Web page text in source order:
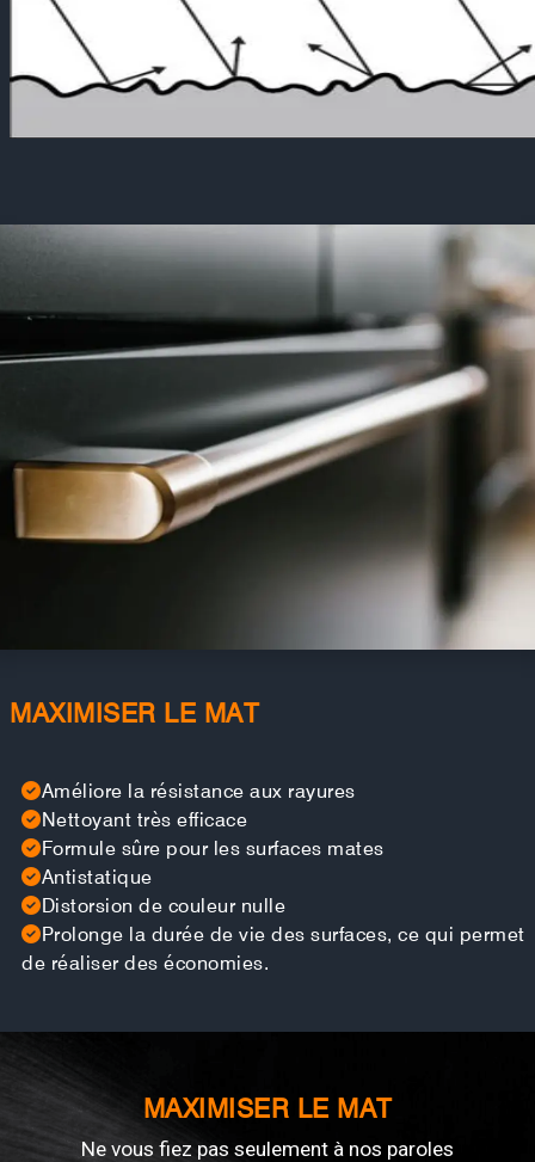
MAXIMISER LE MAT
Améliore la résistance aux rayures
Nettoyant très efficace
Formule sûre pour les surfaces mates
Antistatique
Distorsion de couleur nulle
Prolonge la durée de vie des surfaces, ce qui permet
de réaliser des économies.
MAXIMISER LE MAT
Ne vous fiez pas seulement à nos paroles